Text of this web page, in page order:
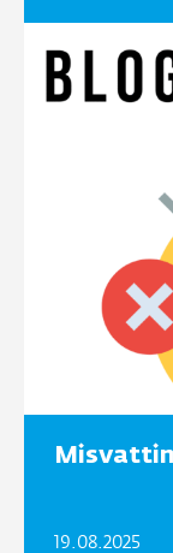
19.08.2025